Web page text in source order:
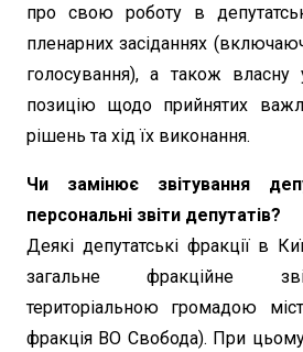
про свою роботу в
пленарних засіданнях
голосування), а також власну
позицію щодо прийнятих
рішень та хід їх виконання.
Чи замінює звітування
персональні звіти депутатів?
Деякі депутатські фракції в
загальне фракційне
територіальною громадою
фракція ВО Свобода). При цьому